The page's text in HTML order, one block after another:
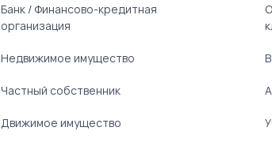
Банк / Финансово-кредитная
организация
Недвижимое имущество
Частный собственник
Движимое имущество